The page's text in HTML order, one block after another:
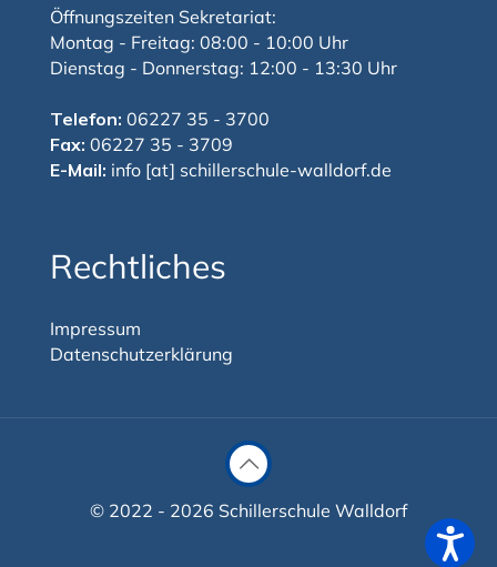
Öffnungszeiten Sekretariat:
Montag - Freitag: 08:00 - 10:00 Uhr
Dienstag - Donnerstag: 12:00 - 13:30 Uhr
Telefon: 06227 35 - 3700
Fax: 06227 35 - 3709
E-Mail: info [at] schillerschule-walldorf.de
Rechtliches
Impressum
Datenschutzerklärung
© 2022 - 2026 Schillerschule Walldorf